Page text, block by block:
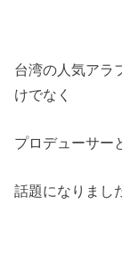
台湾の人気アラ
けでなく
プロデューサー
話題になりまし